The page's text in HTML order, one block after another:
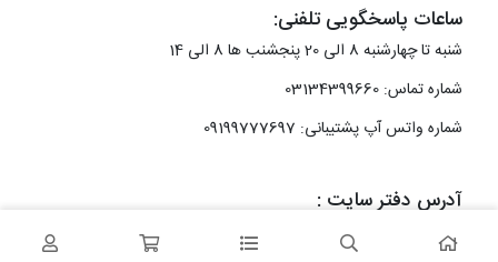
ساعات پاسخگویی تلفنی:
شنبه تا چهارشنبه 8 الی 20 پنجشنب ها 8 الی 14
شماره تماس: 03134399660
شماره واتس آپ پشتیبانی: 09199777697
آدرس دفتر سایت :
اصفهان، خیابان رزمندگان، کوچه شماره سه فرعی 2 پلاک 10